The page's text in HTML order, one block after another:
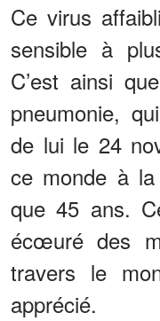
Ce virus
sensible à
C’est ainsi
pneumonie,
de lui le 24
ce monde à la
que 45 ans.
écœuré des
travers le
apprécié.